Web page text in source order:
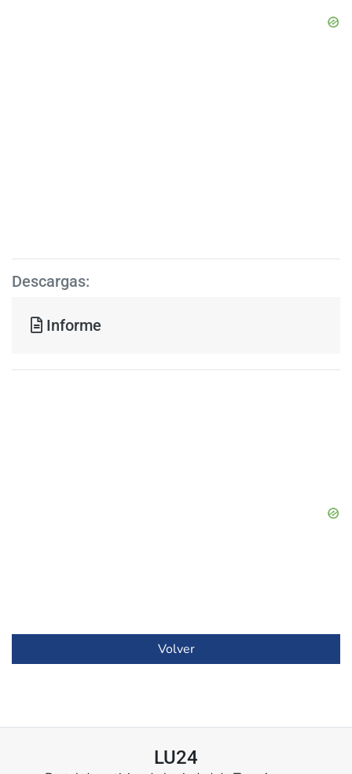
Descargas:
Informe
Volver
LU24